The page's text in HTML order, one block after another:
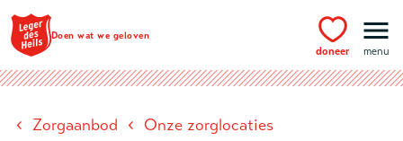
Ga naar hoofdinhoud
Doen wat we geloven
doneer menu
‹ Zorgaanbod ‹ Onze zorglocaties